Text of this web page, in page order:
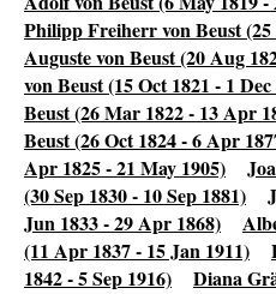
Philipp Freiherr von Beust
Auguste von Beust (20 Aug
von Beust (15 Oct 1821 - 1
Beust (26 Mar 1822 - 13 Apr
Beust (26 Oct 1824 - 6 Apr
Apr 1825 - 21 May 1905)
(30 Sep 1830 - 10 Sep 1881)
Jun 1833 - 29 Apr 1868)
(11 Apr 1837 - 15 Jan 1911)
1842 - 5 Sep 1916)
Diana